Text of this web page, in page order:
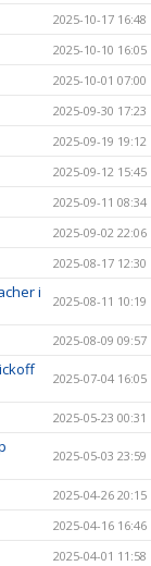
2025-10-17 16:48
2025-10-10 16:05
2025-10-01 07:00
2025-09-30 17:23
2025-09-19 19:12
2025-09-12 15:45
2025-09-11 08:34
2025-09-02 22:06
2025-08-17 12:30
i
2025-08-11 10:19
2025-08-09 09:57
2025-07-04 16:05
2025-05-23 00:31
2025-05-03 23:59
2025-04-26 20:15
2025-04-16 16:46
2025-04-01 11:58